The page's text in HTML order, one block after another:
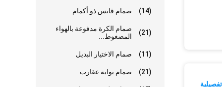
صمام قابس ذو أكمام (14)
صمام الكرة مدفوعة بالهواء
المضغوط...
(21)
صمام الاختيار البديل (11)
صمام بوابة عقارب (21)